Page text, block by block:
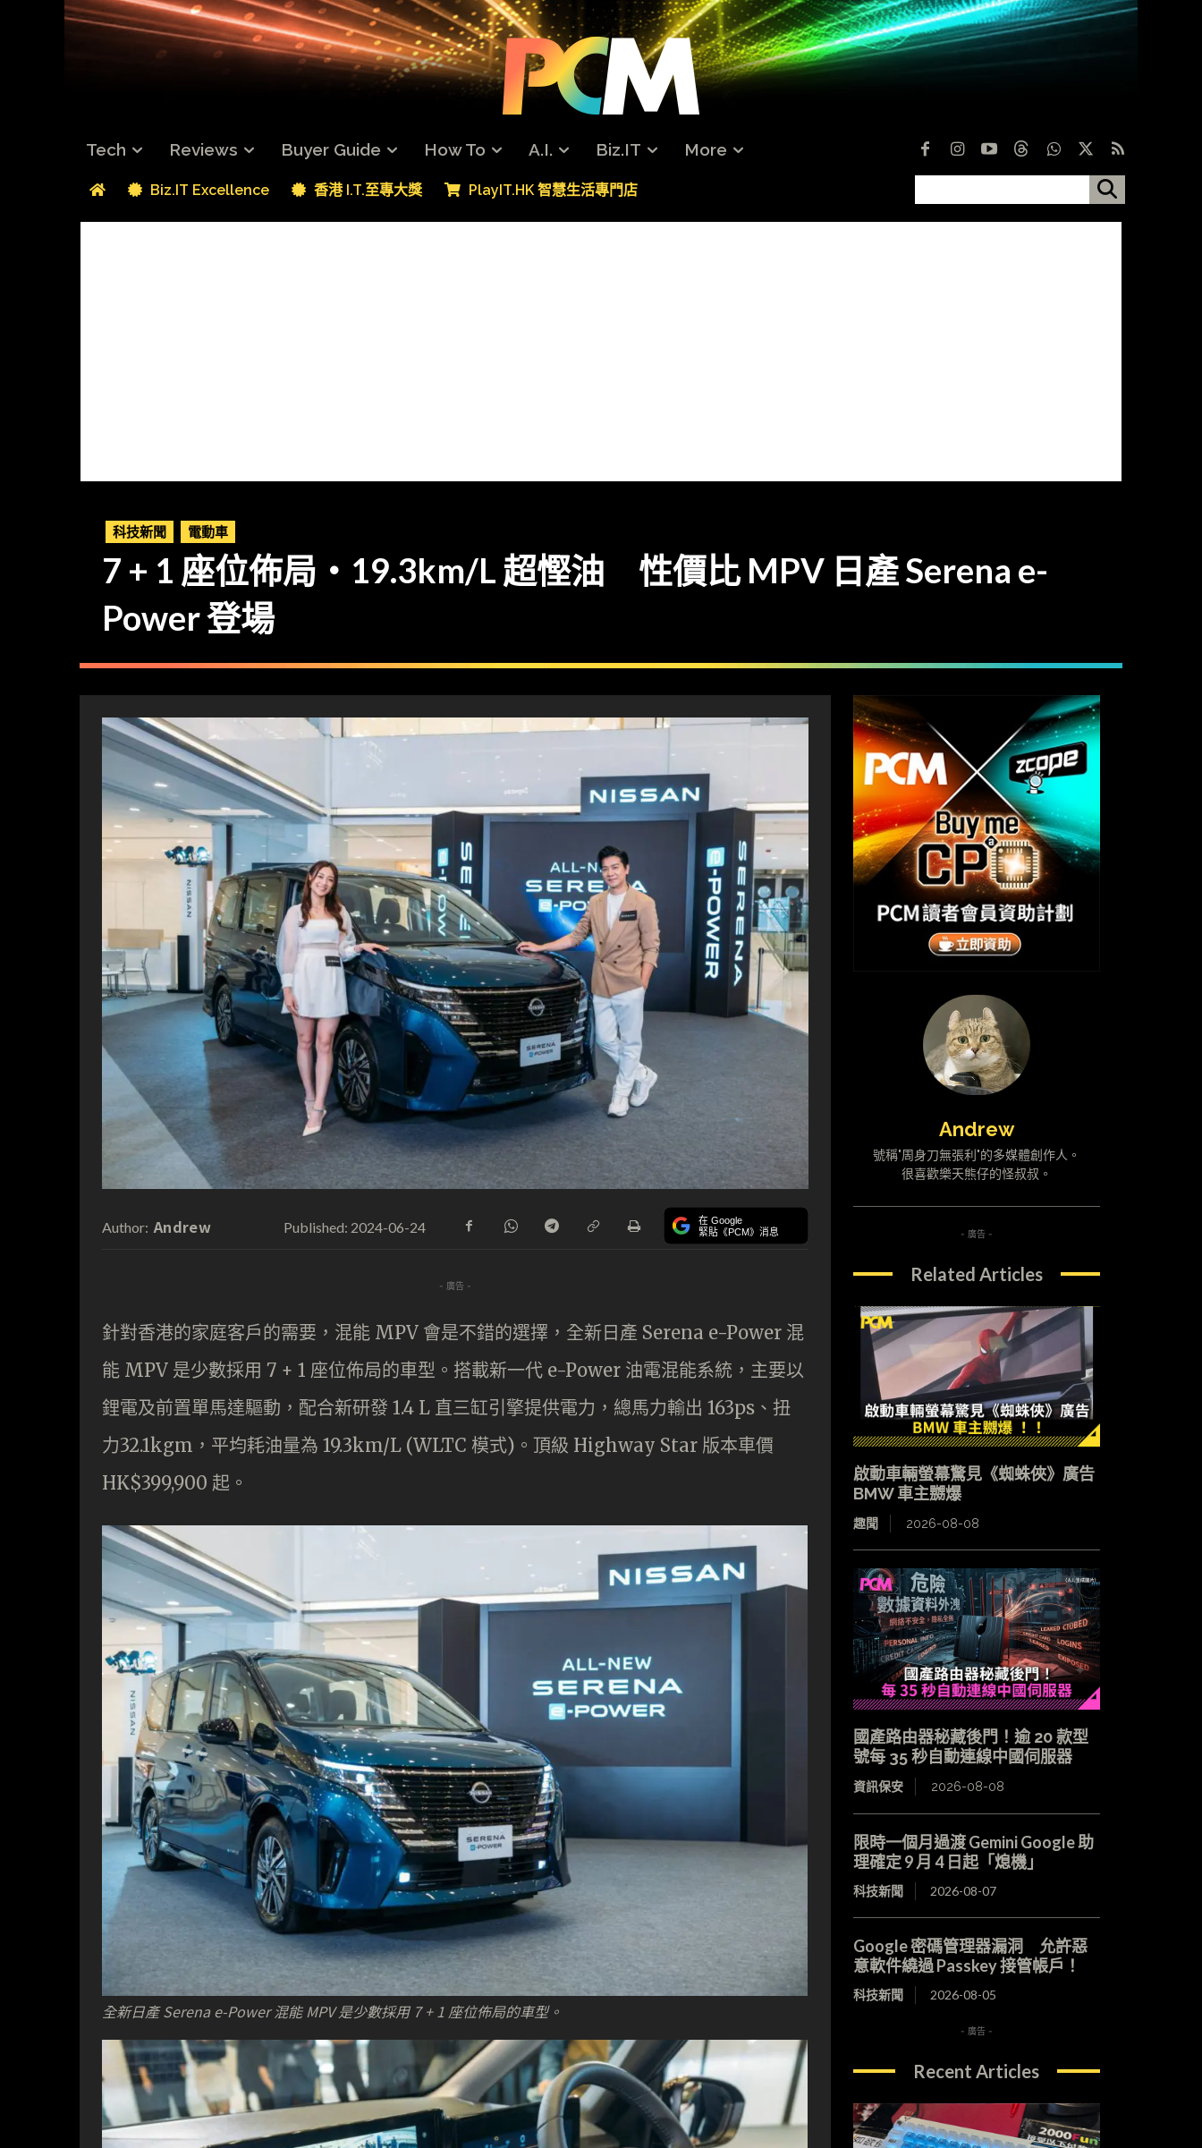
Tech Reviews Buyer Guide How To A.I. Biz.IT More
Biz.IT Excellence 香港 I.T.至專大獎 PlayIT.HK 智慧生活專門店
科技新聞 電動車
7 + 1 座位佈局・19.3km/L 超慳油 性價比 MPV 日產 Serena e-
Power 登場
Author: Andrew Published: 2024-06-24 在 Google
緊貼《PCM》消息
- 廣告 -
針對香港的家庭客戶的需要，混能 MPV 會是不錯的選擇，全新日產 Serena e-Power 混
能 MPV 是少數採用 7 + 1 座位佈局的車型。搭載新一代 e-Power 油電混能系統，主要以
鋰電及前置單馬達驅動，配合新研發 1.4 L 直三缸引擎提供電力，總馬力輸出 163ps、扭
力32.1kgm，平均耗油量為 19.3km/L (WLTC 模式)。頂級 Highway Star 版本車價
HK$399,900 起。
全新日產 Serena e-Power 混能 MPV 是少數採用 7 + 1 座位佈局的車型。
Andrew
號稱"周身刀無張利"的多媒體創作人。
很喜歡樂天熊仔的怪叔叔。
- 廣告 -
Related Articles
啟動車輛螢幕驚見《蜘蛛俠》廣告
BMW 車主嬲爆
趣聞 2026-08-08
國產路由器秘藏後門！逾 20 款型
號每 35 秒自動連線中國伺服器
資訊保安 2026-08-08
限時一個月過渡 Gemini Google 助
理確定 9 月 4 日起「熄機」
科技新聞 2026-08-07
Google 密碼管理器漏洞 允許惡
意軟件繞過 Passkey 接管帳戶！
科技新聞 2026-08-05
- 廣告 -
Recent Articles